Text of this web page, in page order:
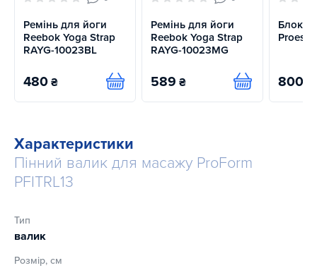
Ремінь для йоги
Reebok Yoga Strap
RAYG-10023BL
480 ₴ Купити
Ремінь для йоги
Reebok Yoga Strap
RAYG-10023MG
589 ₴ Купити
Блок
800
Характеристики
Пінний валик для масажу ProForm
PFITRL13
Тип
валик
Розмір, см